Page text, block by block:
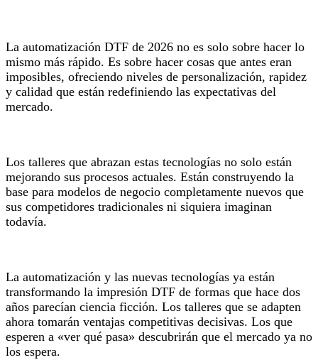
La automatización DTF de 2026 no es solo sobre hacer lo
mismo más rápido. Es sobre hacer cosas que antes eran
imposibles, ofreciendo niveles de personalización, rapidez
y calidad que están redefiniendo las expectativas del
mercado.
Los talleres que abrazan estas tecnologías no solo están
mejorando sus procesos actuales. Están construyendo la
base para modelos de negocio completamente nuevos que
sus competidores tradicionales ni siquiera imaginan
todavía.
La automatización y las nuevas tecnologías ya están
transformando la impresión DTF de formas que hace dos
años parecían ciencia ficción. Los talleres que se adapten
ahora tomarán ventajas competitivas decisivas. Los que
esperen a «ver qué pasa» descubrirán que el mercado ya no
los espera.